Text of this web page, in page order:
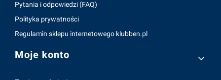
Pytania i odpowiedzi (FAQ)
Polityka prywatności
Regulamin sklepu internetowego klubben.pl
Moje konto